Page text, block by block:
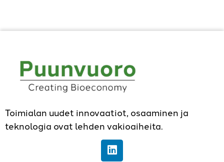
Toimialan uudet innovaatiot, osaaminen ja
teknologia ovat lehden vakioaiheita.